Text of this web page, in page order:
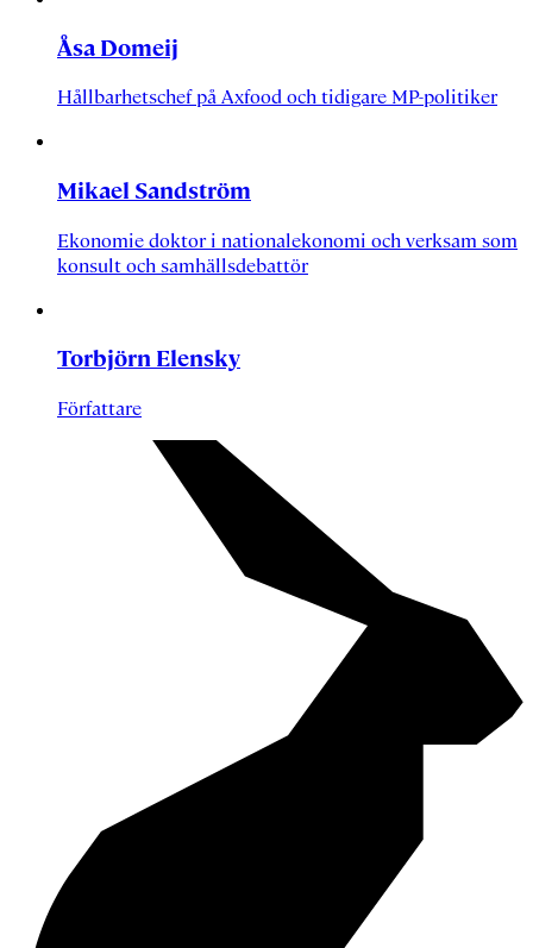
Åsa Domeij
Hållbarhetschef på Axfood och tidigare MP-politiker
Mikael Sandström
Ekonomie doktor i nationalekonomi och verksam som
konsult och samhällsdebattör
Torbjörn Elensky
Författare